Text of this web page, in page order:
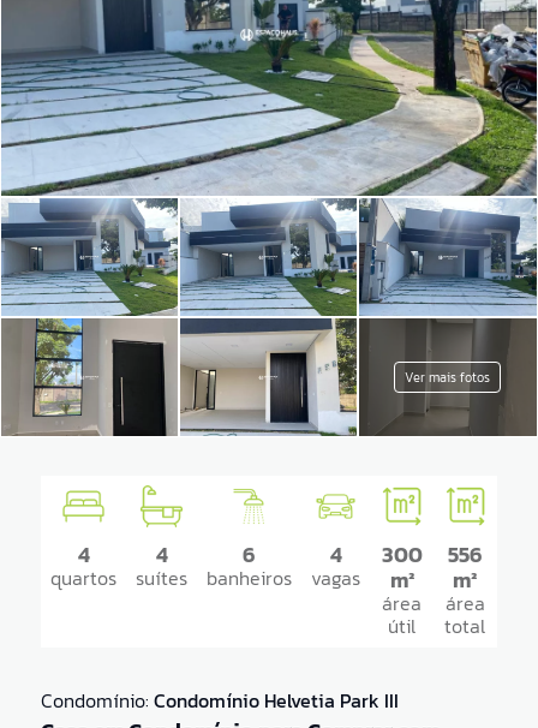
Ver mais fotos
4
quartos
4
suítes
6
banheiros
4
vagas
300
m²
área
útil
556
m²
área
total
Condomínio:Condomínio Helvetia Park III